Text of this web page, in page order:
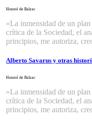
Honoré de Balzac
«La inmensidad de un
crítica de la Sociedad, el
principios, me autoriza,
Alberto Savarus y otras
Honoré de Balzac
«La inmensidad de un
crítica de la Sociedad, el
principios, me autoriza,